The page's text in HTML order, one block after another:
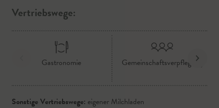
Vertriebswege:
Gastronomie Gemeinschaftsverpflegung
Sonstige Vertriebswege: eigener Milchladen